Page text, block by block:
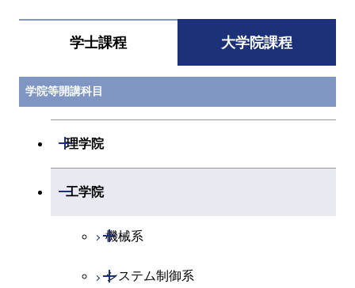
学士課程 大学院課程
学院等開講科目
理学院
開閉
物理学系
物理学コース
化学系
工学院
開閉
機械系
開閉
機械コース
システム制御系
開閉